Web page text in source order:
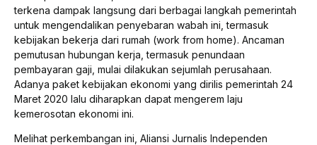
terkena dampak langsung dari berbagai langkah pemerintah
untuk mengendalikan penyebaran wabah ini, termasuk
kebijakan bekerja dari rumah (work from home). Ancaman
pemutusan hubungan kerja, termasuk penundaan
pembayaran gaji, mulai dilakukan sejumlah perusahaan.
Adanya paket kebijakan ekonomi yang dirilis pemerintah 24
Maret 2020 lalu diharapkan dapat mengerem laju
kemerosotan ekonomi ini.
Melihat perkembangan ini, Aliansi Jurnalis Independen